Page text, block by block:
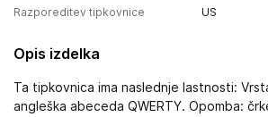
Razporeditev tipkovnice US
Opis izdelka
Ta tipkovnica ima naslednje lastnosti:
angleška abeceda QWERTY. Opomba: